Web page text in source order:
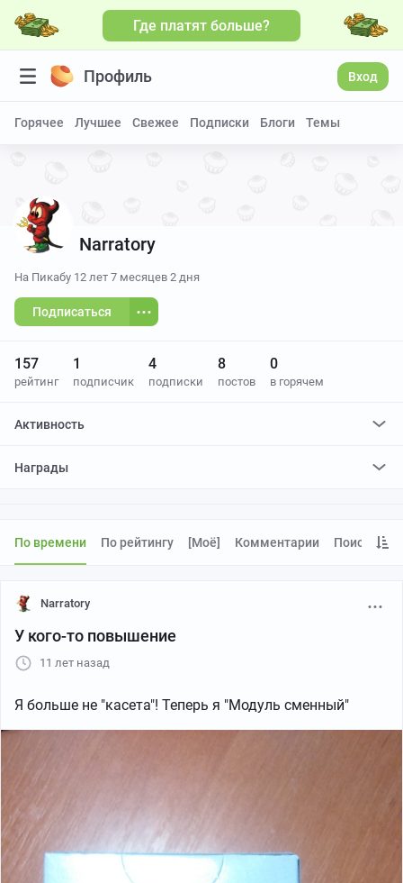
Где платят больше?
Профиль Вход
Горячее Лучшее Свежее Подписки Блоги Темы
Narratory
На Пикабу 12 лет 7 месяцев 2 дня
Подписаться
157
рейтинг
1
подписчик
4
подписки
8
постов
0
в горячем
Активность
Награды
По времени По рейтингу [моё] Комментарии Поиск
Narratory
У кого-то повышение
11 лет назад
Я больше не "касета"! Теперь я "Модуль сменный"